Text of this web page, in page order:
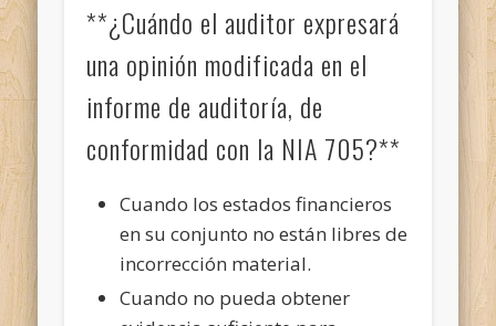
**¿Cuándo el auditor expresará
una opinión modificada en el
informe de auditoría, de
conformidad con la NIA 705?**
Cuando los estados financieros
en su conjunto no están libres de
incorrección material.
Cuando no pueda obtener